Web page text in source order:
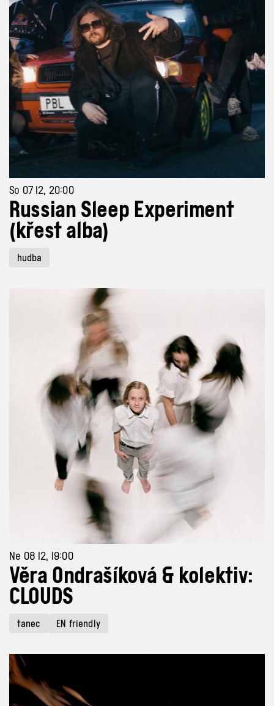
So 07 12, 20:00
Russian Sleep Experiment
(křest alba)
hudba
Ne 08 12, 19:00
Věra Ondrašíková & kolektiv:
CLOUDS
tanec EN friendly